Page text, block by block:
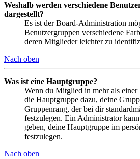
Weshalb werden verschiedene
dargestellt?
Es ist der Board-Administration
Benutzergruppen verschiedene
deren Mitglieder leichter zu
Nach oben
Was ist eine Hauptgruppe?
Wenn du Mitglied in mehr als
die Hauptgruppe dazu, deine
Gruppenrang, der bei dir
festzulegen. Ein Administrator
geben, deine Hauptgruppe im
festzulegen.
Nach oben